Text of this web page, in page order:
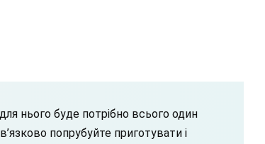
нього буде потрібно всього один
попрубуйте приготувати і